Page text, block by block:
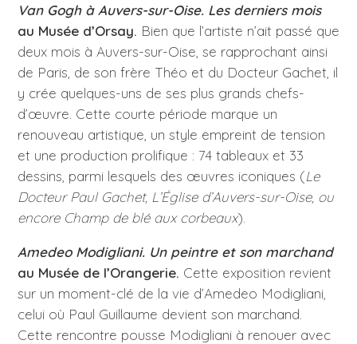
Van Gogh à Auvers-sur-Oise. Les derniers mois
au Musée d’Orsay. Bien que l’artiste n’ait passé que
deux mois à Auvers-sur-Oise, se rapprochant ainsi
de Paris, de son frère Théo et du Docteur Gachet, il
y crée quelques-uns de ses plus grands chefs-
d’œuvre. Cette courte période marque un
renouveau artistique, un style empreint de tension
et une production prolifique : 74 tableaux et 33
dessins, parmi lesquels des œuvres iconiques (Le
Docteur Paul Gachet, L’Église d’Auvers-sur-Oise, ou
encore Champ de blé aux corbeaux).
Amedeo Modigliani. Un peintre et son marchand
au Musée de l’Orangerie. Cette exposition revient
sur un moment-clé de la vie d’Amedeo Modigliani,
celui où Paul Guillaume devient son marchand.
Cette rencontre pousse Modigliani à renouer avec